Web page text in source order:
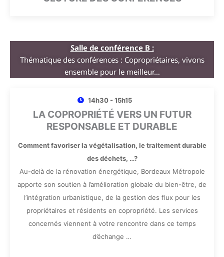
Salle de conférence B :
Thématique des conférences : Copropriétaires, vivons
ensemble pour le meilleur…
14h30 - 15h15
LA COPROPRIÉTÉ VERS UN FUTUR
RESPONSABLE ET DURABLE
Comment favoriser la végétalisation, le traitement durable
des déchets, …?
Au-delà de la rénovation énergétique, Bordeaux Métropole
apporte son soutien à l’amélioration globale du bien-être, de
l’intégration urbanistique, de la gestion des flux pour les
propriétaires et résidents en copropriété. Les services
concernés viennent à votre rencontre dans ce temps
d’échange …